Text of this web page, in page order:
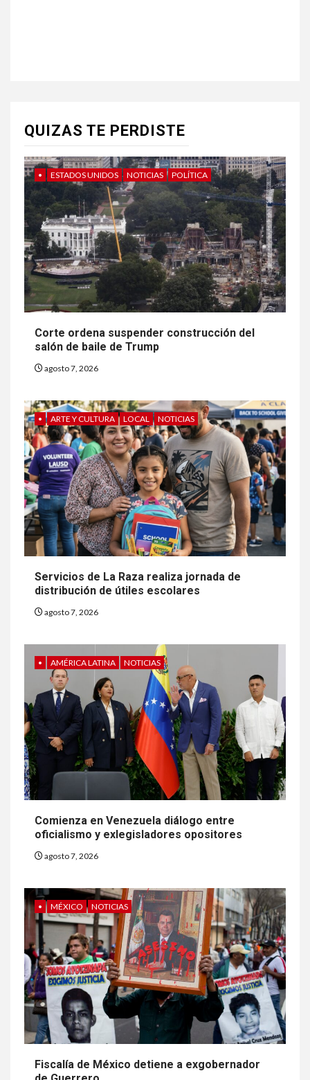
QUIZAS TE PERDISTE
• ESTADOS UNIDOS NOTICIAS POLÍTICA
Corte ordena suspender construcción del
salón de baile de Trump
agosto 7, 2026
• ARTE Y CULTURA LOCAL NOTICIAS
Servicios de La Raza realiza jornada de
distribución de útiles escolares
agosto 7, 2026
• AMÉRICA LATINA NOTICIAS
Comienza en Venezuela diálogo entre
oficialismo y exlegisladores opositores
agosto 7, 2026
• MÉXICO NOTICIAS
Fiscalía de México detiene a exgobernador